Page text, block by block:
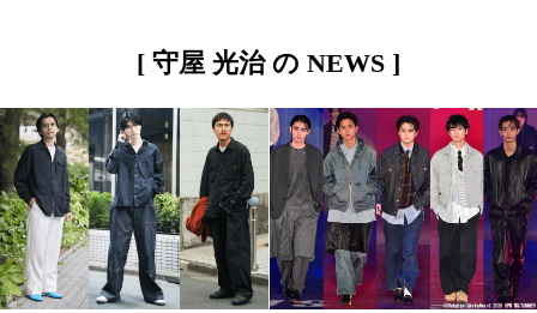
[ 守屋 光治 の NEWS ]